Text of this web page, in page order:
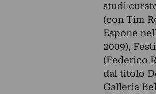
studi
(con Tim
Espone
2009),
(Federico
dal titolo
Galleria